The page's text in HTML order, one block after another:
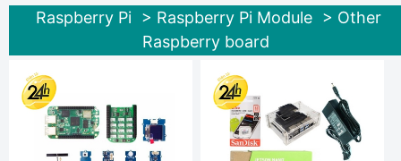
Raspberry Pi > Raspberry Pi Module > Other
Raspberry board